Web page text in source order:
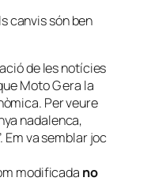
canvis són ben
de les notícies
Moto G era la
Per veure
nadalenca,
Em va semblar joc
modificada no